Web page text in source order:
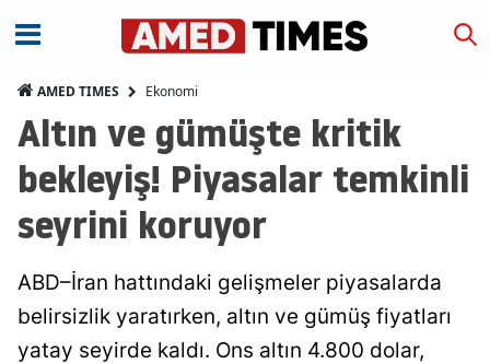
AMED TIMES Ekonomi
Altın ve gümüşte kritik
bekleyiş! Piyasalar temkinli
seyrini koruyor
ABD–İran hattındaki gelişmeler piyasalarda
belirsizlik yaratırken, altın ve gümüş fiyatları
yatay seyirde kaldı. Ons altın 4.800 dolar,